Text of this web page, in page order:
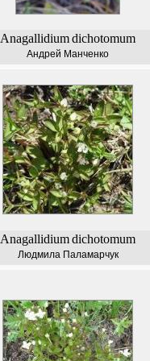
Anagallidiumdichotomum
Андрей Манченко
Anagallidiumdichotomum
Людмила Паламарчук